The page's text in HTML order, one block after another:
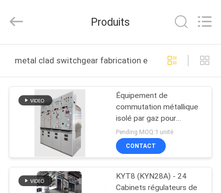
PRODUITS
SHOW
AU
SUJET
Tianan
(Group)
Rights
Produits
metal clad switchgear fabrication en ligne
Équipement de
commutation métallique
isolé par gaz pour
l'environnement intérieur
XGTD8-12
Pending MOQ:1 unité
CONTACT
KYT8 (KYN28A) - 24
Cabinets régulateurs de